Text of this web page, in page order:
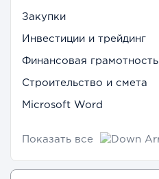
Закупки
Инвестиции и трейдинг
Финансовая грамотность
Строительство и смета
Microsoft Word
Показать все